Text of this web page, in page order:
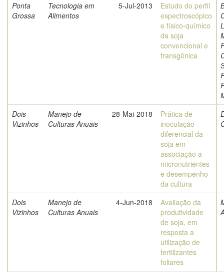
Ponta
Grossa
Tecnologia em
Alimentos
5-Jul-2013
Estudo do perfil
espectroscópico
e físico-químico
da soja
convencional e
transgênica
Dois
Vizinhos
Manejo de
Culturas Anuais
28-Mai-2018
Prática de
inoculação
diferencial da
soja em
associação a
micronutrientes
e desempenho
da cultura
Dois
Vizinhos
Manejo de
Culturas Anuais
4-Jun-2018
Avaliação da
produtividade
de soja, em
resposta a
utilização de
fertilizantes
foliares